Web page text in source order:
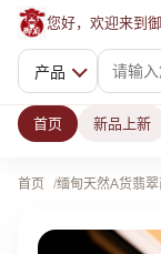
您好，欢迎来到御
产品
首页 新品上新
首页 缅甸天然A货翡